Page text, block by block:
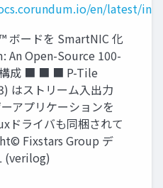
en/latest/
ボードを SmartNIC 化
An Open-Source 100-
成 ■ ■ ■ P-Tile
はストリーム入出力
アプリケーションを
ドライバも同梱されて
Fixstars Group デ
(verilog)